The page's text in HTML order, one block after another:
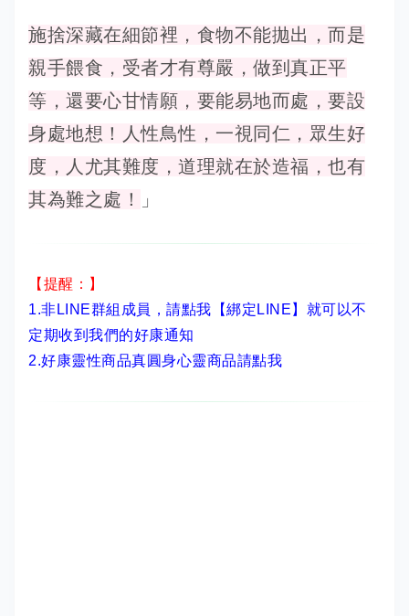
施捨深藏在細節裡，食物不能拋出，而是
親手餵食，受者才有尊嚴，做到真正平
等，還要心甘情願，要能易地而處，要設
身處地想！人性鳥性，一視同仁，眾生好
度，人尤其難度，道理就在於造福，也有
其為難之處！
」
【提醒：】
1.非LINE群組成員， 請點我【綁定LINE】 就可以不
定期收到我們的好康通知
2.好康靈性商品真圓身心靈商品請點我